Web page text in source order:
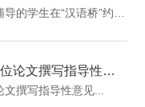
撰写指导性意见...